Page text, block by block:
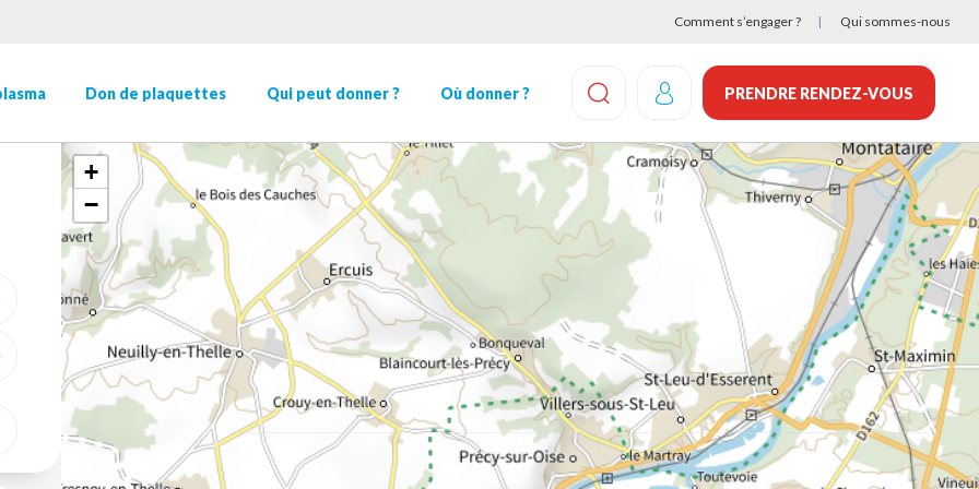
Comment s’engager ? Qui sommes-nous
Don de plaquettes Qui peut donner ? Où donner ?
EFFECTUEZ UNE RECHERCHE
PRENDRE RENDEZ-VOUS
GÉOLOCALISER
+
−